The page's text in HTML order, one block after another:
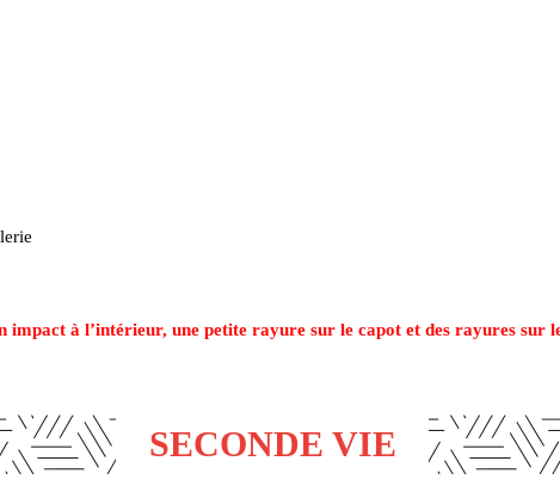
à l’intérieur, une petite rayure sur le capot et des rayures sur
SECONDE VIE